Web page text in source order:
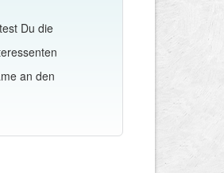
Du die
an den